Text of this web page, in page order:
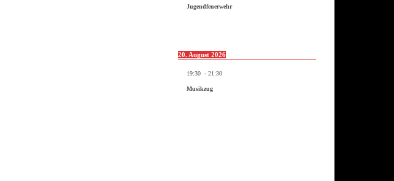
Jugendfeuerwehr
20. August 2026
19:30 - 21:30
Musikzug